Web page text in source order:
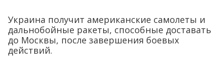
Украина получит американские самолеты и
дальнобойные ракеты, способные доставать
до Москвы, после завершения боевых
действий.